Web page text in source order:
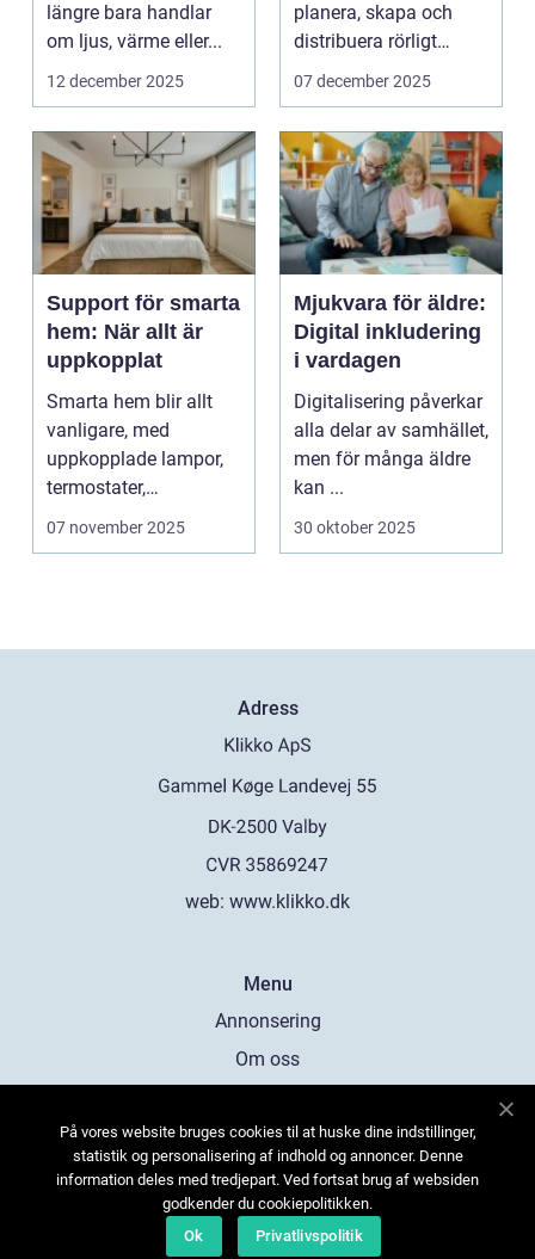
längre bara handlar
om ljus, värme eller...
12 december 2025
planera, skapa och
distribuera rörligt
innehåll som fö...
07 december 2025
Support för smarta
hem: När allt är
uppkopplat
Smarta hem blir allt
vanligare, med
uppkopplade lampor,
termostater,
säkerhetskameror och
07 november 2025
Mjukvara för äldre:
Digital inkludering
i vardagen
Digitalisering påverkar
alla delar av samhället,
men för många äldre
kan ...
30 oktober 2025
Adress
web: www.klikko.dk
Menu
Annonsering
Om oss
Kontakta oss
Sitemap
På vores website bruges cookies til at huske dine indstillinger,
statistik og personalisering af indhold og annoncer. Denne
information deles med tredjepart. Ved fortsat brug af websiden
godkender du cookiepolitikken.
Ok
Privatlivspolitik